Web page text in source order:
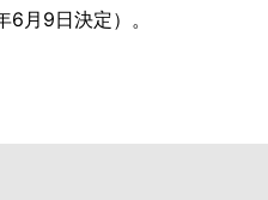
月9日決定）。